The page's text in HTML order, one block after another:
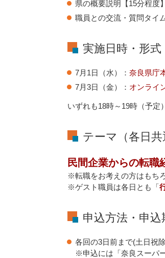
県の概要説明【15分程度】
職員との交流・質問タイ
実施日時・形式
7月1日（水）： 奈良県庁
7月3日（金）： オンライ
いずれも18時～19時（予定）
テーマ（各日共
民間企業からの転職
※転職をお考えの方はもち
※ゲスト職員は各日とも「
申込方法・申込
各回の3日前まで(土日祝
※申込には「奈良スーパ